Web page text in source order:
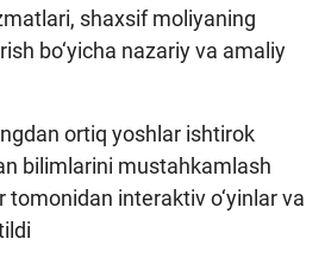
shaxsif moliyaning
bo‘yicha nazariy va amaliy
ortiq yoshlar ishtirok
bilimlarini mustahkamlash
interaktiv o‘yinlar va